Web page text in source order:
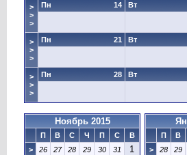
>
>
>
14
Пн Вт
>
>
>
21
Пн Вт
>
>
>
28
Пн Вт
Ноябрь 2015
П В С Ч П С
В
>
26 27 28 29 30 31 1
П В
>
28 29